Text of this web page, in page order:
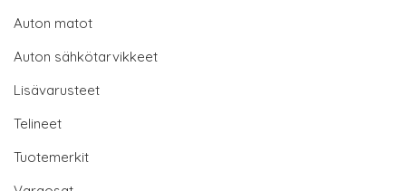
Auton matot
Auton sähkötarvikkeet
Lisävarusteet
Telineet
Tuotemerkit